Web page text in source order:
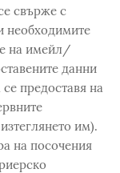
свърже с
необходимите
на имейл/
данни
предоставя на
им).
на посочения